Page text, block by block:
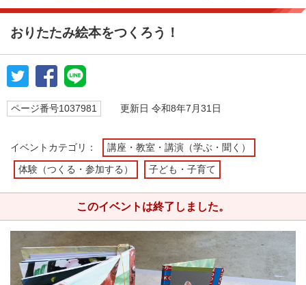
おりたたみ絵本をつくろう！
ページ番号1037981 更新日 令和8年7月31日
イベントカテゴリ： 講座・教室・講演（学ぶ・聞く）
体験（つくる・参加する） 子ども・子育て
このイベントは終了しました。